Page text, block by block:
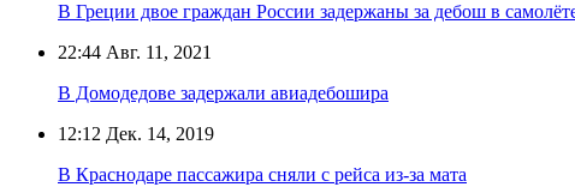
В Греции двое граждан России задержаны за дебош в
22:44 Авг. 11, 2021
В Домодедове задержали авиадебошира
12:12 Дек. 14, 2019
В Краснодаре пассажира сняли с рейса из-за мата